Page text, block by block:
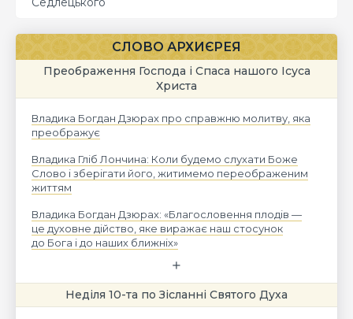
СЛОВО АРХИЄРЕЯ
Преображення Господа і Спаса нашого Ісуса
Христа
Владика Богдан Дзюрах про справжню молитву, яка
преображує
Владика Гліб Лончина: Коли будемо слухати Боже
Слово і зберігати його, житимемо переображеним
життям
Владика Богдан Дзюрах: «Благословення плодів —
це духовне дійство, яке виражає наш стосунок
до Бога і до наших ближніх»
Неділя 10-та по Зісланні Святого Духа